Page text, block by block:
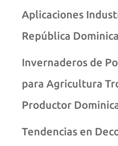
Aplicaciones
República
Invernaderos de
para Agricultura
Productor
Tendencias en